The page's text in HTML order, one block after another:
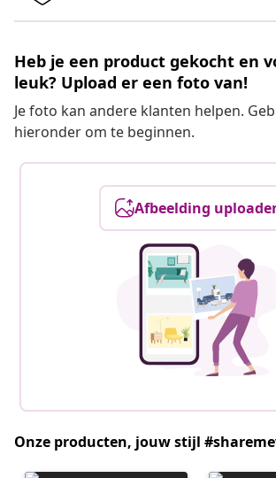
Heb je een product gekocht en
leuk? Upload er een foto van!
Je foto kan andere klanten helpen.
hieronder om te beginnen.
Afbeelding
Onze producten, jouw stijl